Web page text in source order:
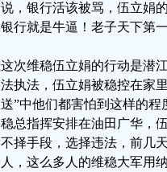
说，银行活该被骂，伍立娟
银行就是牛逼！老子天下第
这次维稳伍立娟的行动是潜
法执法，伍立娟被稳控在家
送”中他们都害怕到这样的
稳总指挥安排在油田广华，
不择手段，选择违法，前几
人，这么多人的维稳大军用